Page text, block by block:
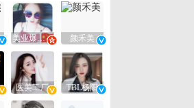
美业爆款平台 颜禾美
医美工厂 TBL杨阳